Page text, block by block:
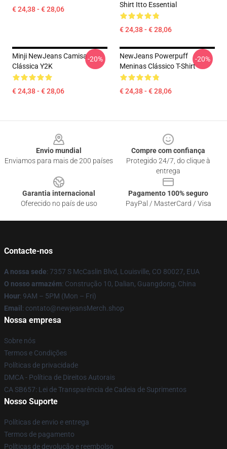
€ 24,38 - € 28,06
Shirt Itto Essential
€ 24,38 - € 28,06
Minji NewJeans Camisa
Clássica Y2K
€ 24,38 - € 28,06
-20%
NewJeans Powerpuff
Meninas Clássico T-Shirt
€ 24,38 - € 28,06
-20%
Envio mundial
Enviamos para mais de 200 países
Compre com confiança
Protegido 24/7, do clique à
entrega
Garantia internacional
Oferecido no país de uso
Pagamento 100% seguro
PayPal / MasterCard / Visa
Contacte-nos
A nossa sede: 7357 S McCaslin Blvd, Louisville, CO 80027, EUA
O nosso armazém: Construção 10, Dalian, Guangdong, China
Hour: 9AM – 5PM (Mon – Fri)
Email : contato@newjeansMerch.shop
Nossa empresa
Sobre nós
Termos e Condições
Políticas de privacidade
DMCA - Política de Direitos Autorais
CA SB657: Lei de Transparência de Cadeia de Suprimentos
Nosso Suporte
Políticas de envio e entrega
Termos de pagamento
Políticas de devolução e reembolso